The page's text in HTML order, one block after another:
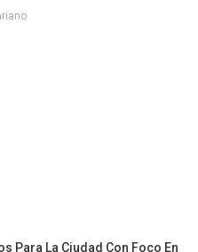
Para La Ciudad Con Foco En